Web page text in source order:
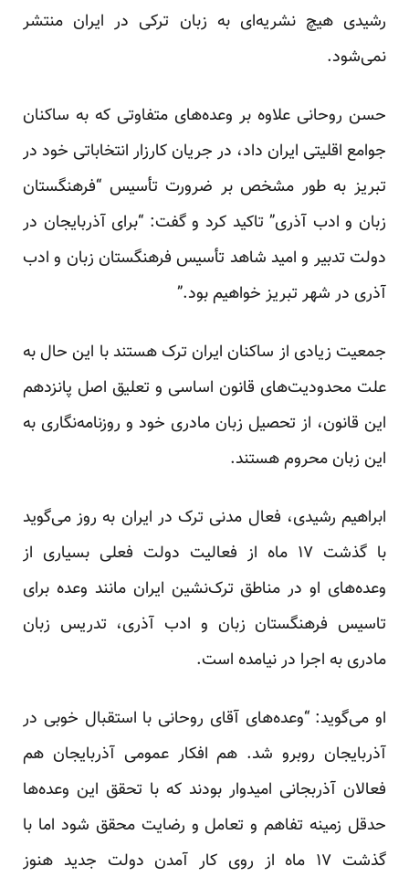
رشیدی هیچ نشریه‌ای به زبان ترکی در ایران منتشر
نمی‌شود.
حسن روحانی علاوه بر وعده‌های متفاوتی که به ساکنان
جوامع اقلیتی ایران داد، در جریان کارزار انتخاباتی خود در
تبریز به طور مشخص بر ضرورت تأسیس “فرهنگستان
زبان و ادب آ‌ذری” تاکید کرد و گفت: “برای آذربایجان در
دولت تدبیر و امید شاهد تأسیس فرهنگستان زبان و ادب
آذری در شهر تبریز خواهیم بود.”
جمعیت زیادی از ساکنان ایران ترک هستند با این حال به
علت محدودیت‌های قانون اساسی و تعلیق اصل پانزدهم
این قانون، از تحصیل زبان مادری خود و روزنامه‌نگاری به
این زبان محروم هستند.
ابراهیم رشیدی، فعال مدنی ترک در ایران به روز می‌گوید
با گذشت ۱۷ ماه از فعالیت دولت فعلی بسیاری از
وعده‌های او در مناطق ترک‌نشین ایران مانند وعده برای
تاسیس فرهنگستان زبان و ادب آذری، تدریس زبان
مادری به اجرا در نیامده است.
او می‌گوید: “وعده‌های آقای روحانی با استقبال خوبی در
آذربایجان روبرو شد. هم افکار عمومی آذربایجان هم
فعالان آذربجانی امیدوار بودند که با تحقق این وعده‌ها
حدقل زمینه تفاهم و تعامل و رضایت محقق شود اما با
گذشت ۱۷ ماه از روی کار آمدن دولت جدید هنوز